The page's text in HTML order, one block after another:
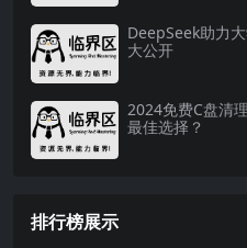
DeepSeek助力
大公开
2024免费C盘清
最佳选择？
排行榜展示